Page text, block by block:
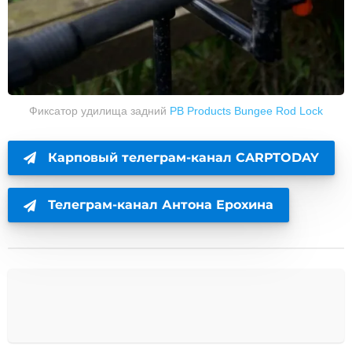
Фиксатор удилища задний PB Products Bungee Rod Lock
Карповый телеграм-канал CARPTODAY
Телеграм-канал Антона Ерохина